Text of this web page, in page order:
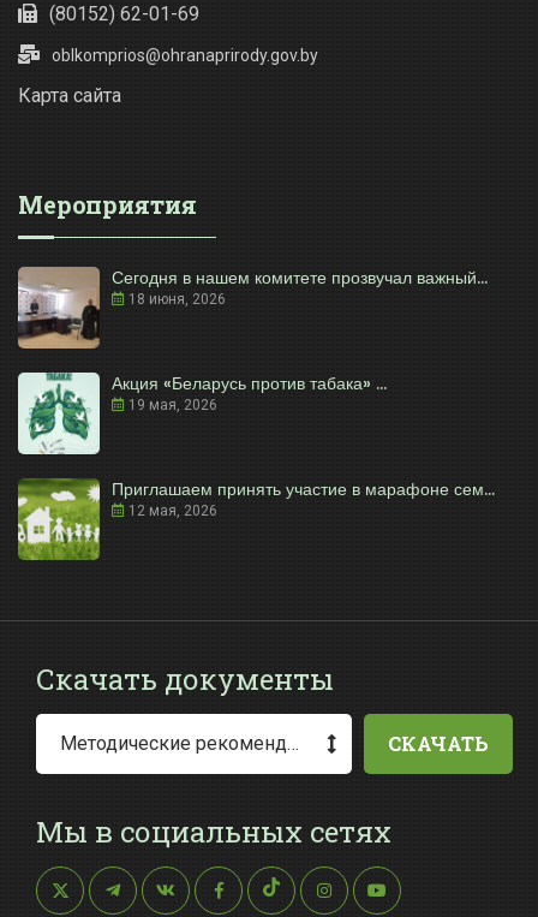
(80152) 62-01-69
oblkomprios@ohranaprirody.gov.by
Карта сайта
Мероприятия
Сегодня в нашем комитете прозвучал важный...
18 июня, 2026
Акция «Беларусь против табака» ...
19 мая, 2026
Приглашаем принять участие в марафоне сем...
12 мая, 2026
Скачать документы
Методические рекомендации по заполнению заявления о выдаче разрешения на специальное водопользование СКАЧАТЬ
Мы в социальных сетях